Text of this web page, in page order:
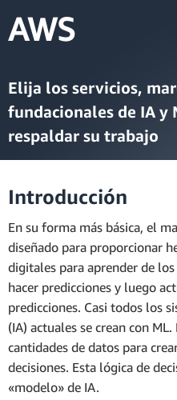
Explorar por rol
AWS
Elija los servicios,
fundacionales de IA y
respaldar su trabajo
Introducción
En su forma más básica, el
diseñado para proporcionar
digitales para aprender de
hacer predicciones y luego
predicciones. Casi todos los
(IA) actuales se crean con
cantidades de datos para
decisiones. Esta lógica de
«modelo» de IA.